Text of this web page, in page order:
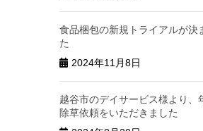
食品梱包の新規トライアルが決
た
2024年11月8日
越谷市のデイサービス様より、
除草依頼をいただきました